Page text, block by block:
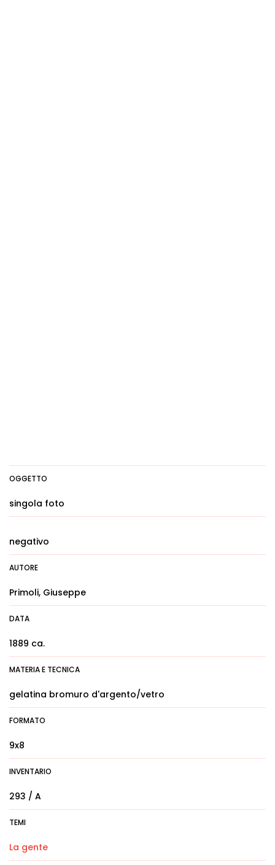
OGGETTO
singola foto
negativo
AUTORE
Primoli, Giuseppe
DATA
1889 ca.
MATERIA E TECNICA
gelatina bromuro d'argento/vetro
FORMATO
9x8
INVENTARIO
293 / A
TEMI
La gente